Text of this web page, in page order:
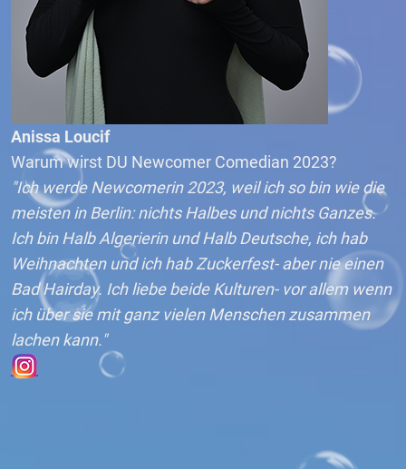
Anissa Loucif
Warum wirst DU Newcomer Comedian 2023?
"Ich werde Newcomerin 2023, weil ich so bin wie die
meisten in Berlin: nichts Halbes und nichts Ganzes.
Ich bin Halb Algerierin und Halb Deutsche, ich hab
Weihnachten und ich hab Zuckerfest- aber nie einen
Bad Hairday. Ich liebe beide Kulturen- vor allem wenn
ich über sie mit ganz vielen Menschen zusammen
lachen kann."